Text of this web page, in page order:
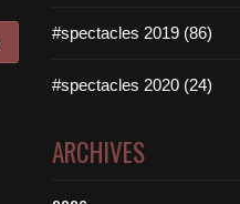
#spectacles 2019 (86)
#spectacles 2020 (24)
ARCHIVES